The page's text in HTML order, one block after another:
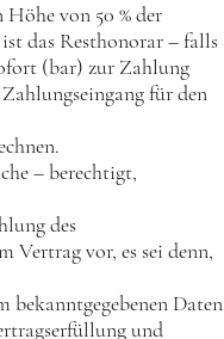
von 50 % der
das Resthonorar – falls
(bar) zur Zahlung
für den
– berechtigt,
des
vor, es sei denn,
bekanntgegebenen Daten
und